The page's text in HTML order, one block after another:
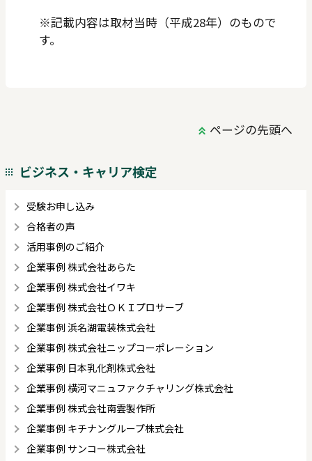
※記載内容は取材当時（平成28年）のもので
す。
ページの先頭へ
ビジネス・キャリア検定
受験お申し込み
合格者の声
活用事例のご紹介
企業事例 株式会社あらた
企業事例 株式会社イワキ
企業事例 株式会社ＯＫＩプロサーブ
企業事例 浜名湖電装株式会社
企業事例 株式会社ニップコーポレーション
企業事例 日本乳化剤株式会社
企業事例 横河マニュファクチャリング株式会社
企業事例 株式会社南雲製作所
企業事例 キチナングループ株式会社
企業事例 サンコー株式会社